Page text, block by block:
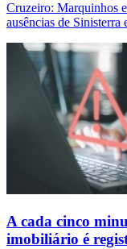
Cruzeiro: Marquinhos
ausências de Sinisterra
A cada cinco
imobiliário é